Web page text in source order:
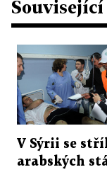
V Sýrii se
arabských